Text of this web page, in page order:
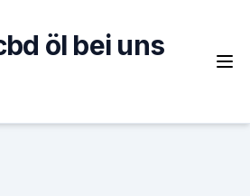
öl bei uns